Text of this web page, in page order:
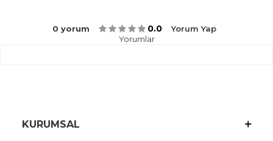
0 yorum 0.0
Yorum Yap
Yorumlar
KURUMSAL